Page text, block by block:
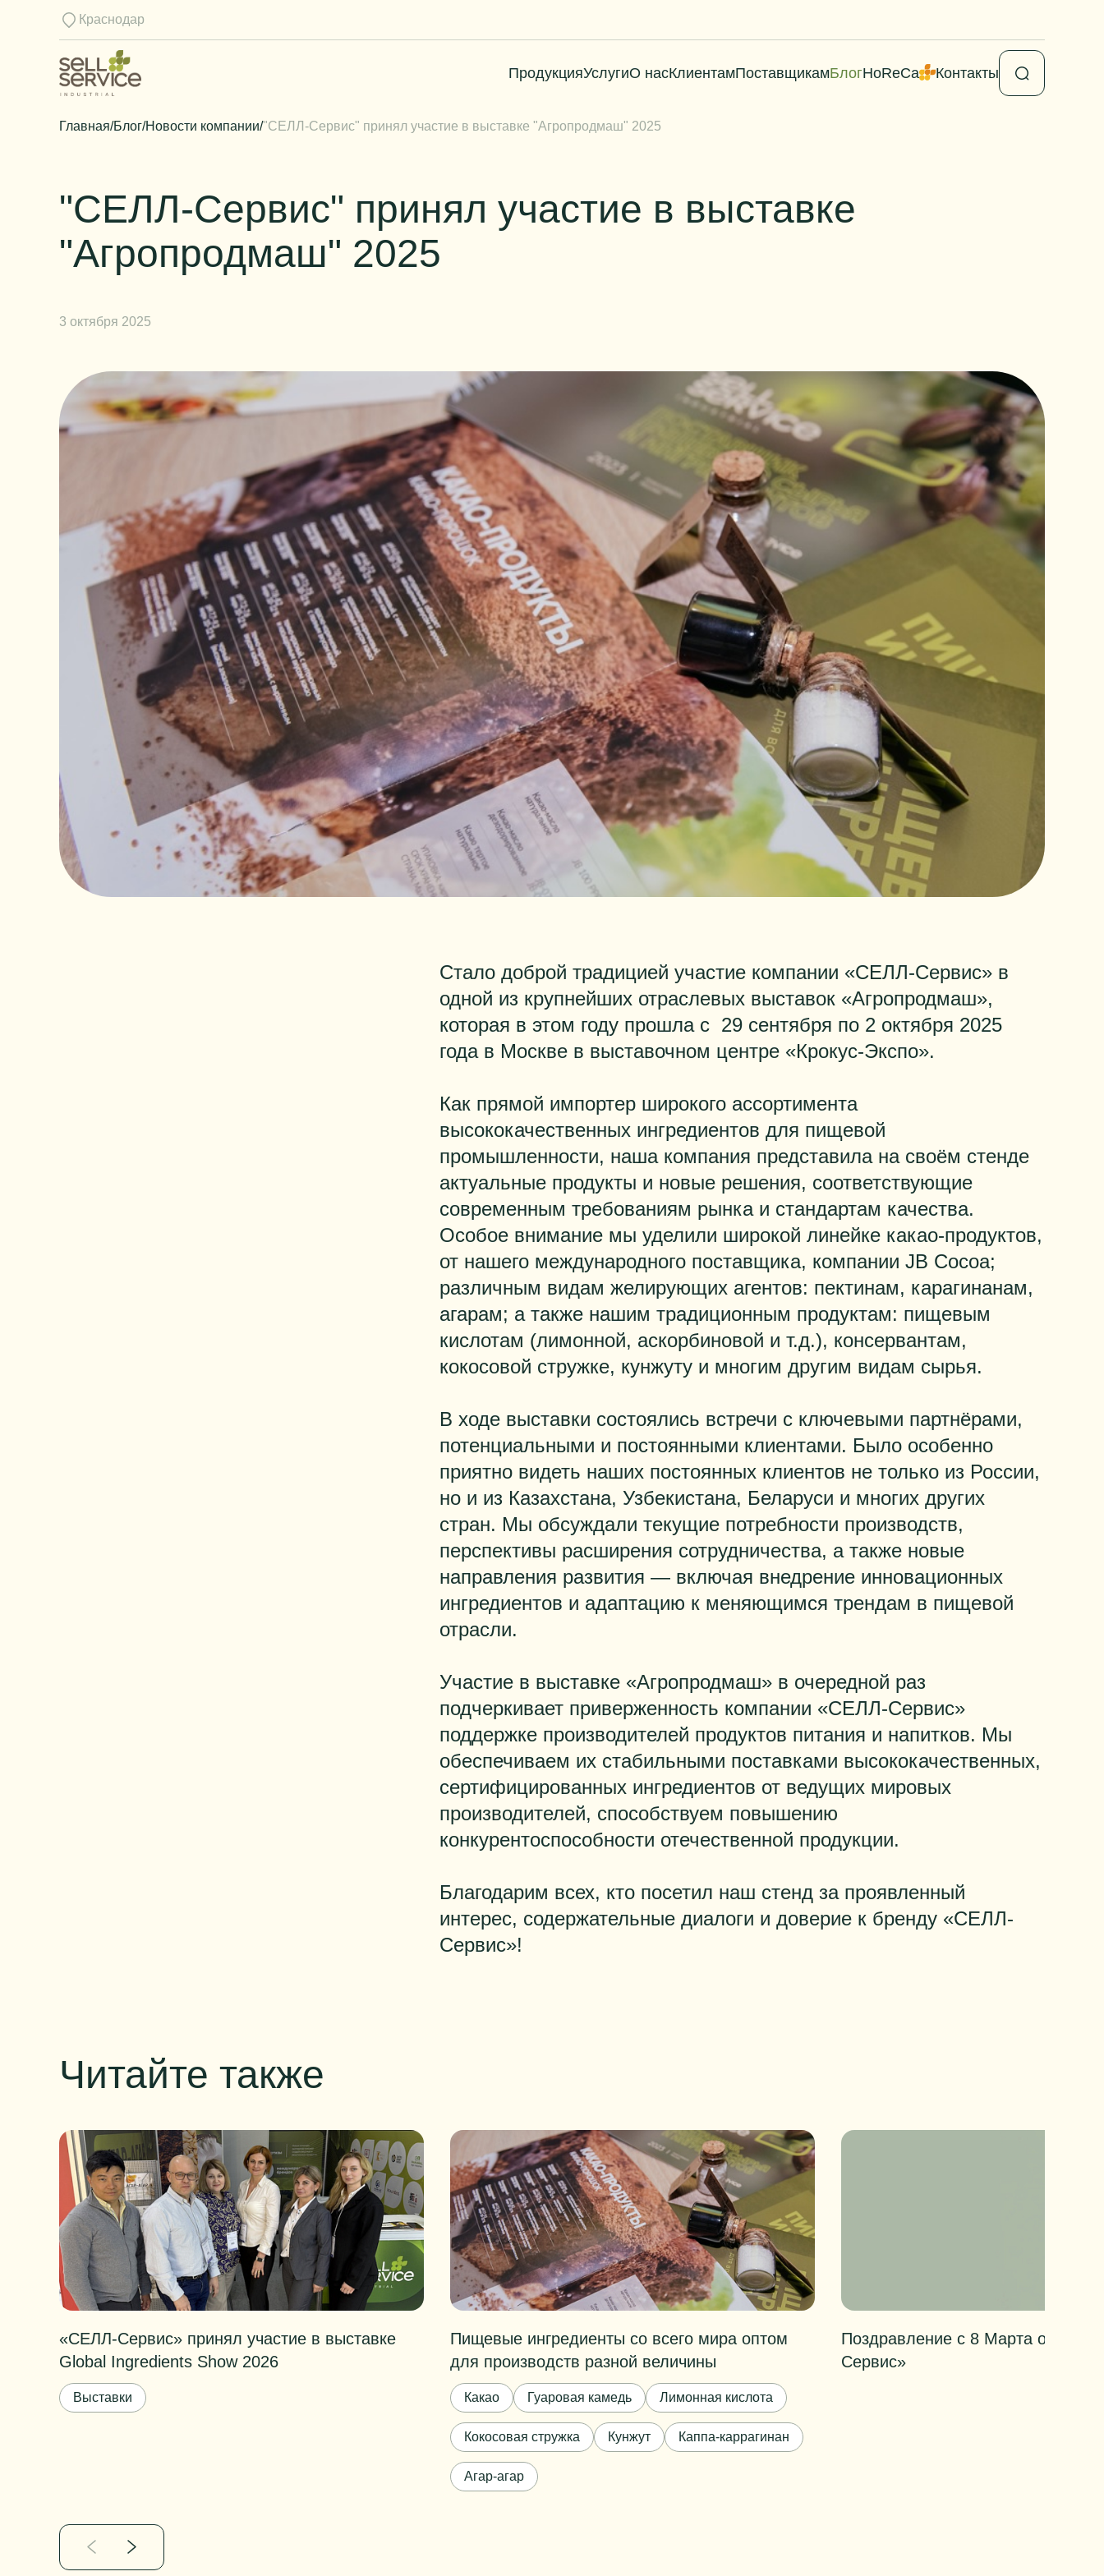
Краснодар
ПродукцияУслугиО насКлиентамПоставщикамБлогHoReCa Контакты
Главная/Блог/Новости компании/"СЕЛЛ-Сервис" принял участие в выставке "Агропродмаш" 2025
"СЕЛЛ-Сервис" принял участие в выставке
"Агропродмаш" 2025
3 октября 2025
Стало доброй традицией участие компании «СЕЛЛ-Сервис» в
одной из крупнейших отраслевых выставок «Агропродмаш»,
которая в этом году прошла с 29 сентября по 2 октября 2025
года в Москве в выставочном центре «Крокус-Экспо».
Как прямой импортер широкого ассортимента
высококачественных ингредиентов для пищевой
промышленности, наша компания представила на своём стенде
актуальные продукты и новые решения, соответствующие
современным требованиям рынка и стандартам качества.
Особое внимание мы уделили широкой линейке какао-продуктов,
от нашего международного поставщика, компании JB Cocoa;
различным видам желирующих агентов: пектинам, карагинанам,
агарам; а также нашим традиционным продуктам: пищевым
кислотам (лимонной, аскорбиновой и т.д.), консервантам,
кокосовой стружке, кунжуту и многим другим видам сырья.
В ходе выставки состоялись встречи с ключевыми партнёрами,
потенциальными и постоянными клиентами. Было особенно
приятно видеть наших постоянных клиентов не только из России,
но и из Казахстана, Узбекистана, Беларуси и многих других
стран. Мы обсуждали текущие потребности производств,
перспективы расширения сотрудничества, а также новые
направления развития — включая внедрение инновационных
ингредиентов и адаптацию к меняющимся трендам в пищевой
отрасли.
Участие в выставке «Агропродмаш» в очередной раз
подчеркивает приверженность компании «СЕЛЛ-Сервис»
поддержке производителей продуктов питания и напитков. Мы
обеспечиваем их стабильными поставками высококачественных,
сертифицированных ингредиентов от ведущих мировых
производителей, способствуем повышению
конкурентоспособности отечественной продукции.
Благодарим всех, кто посетил наш стенд за проявленный
интерес, содержательные диалоги и доверие к бренду «СЕЛЛ-
Сервис»!
Читайте также
«СЕЛЛ-Сервис» принял участие в выставке
Global Ingredients Show 2026
Выставки
Пищевые ингредиенты со всего мира оптом
для производств разной величины
Какао Гуаровая камедь Лимонная кислота
Кокосовая стружка Кунжут Каппа-каррагинан
Агар-агар
Поздравление с 8 Марта от
Сервис»